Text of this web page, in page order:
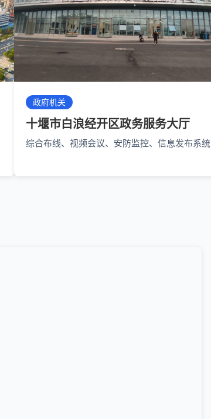
政府机关
十堰市白浪经开区政务服务大厅
综合布线、视频会议、安防监控、信息发布系统